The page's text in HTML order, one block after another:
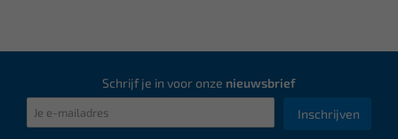
Schrijf je in voor onze nieuwsbrief
Inschrijven